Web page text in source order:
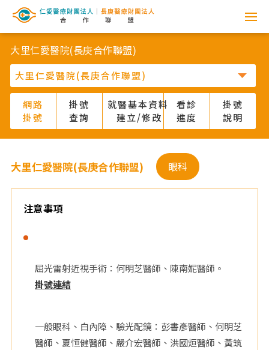
網
路
掛
號
系
統
-
仁
愛
大里仁愛醫院(長庚合作聯盟)
網路
掛號
掛號
查詢
就醫基本資料
建立/修改
看診
進度
掛號
說明
大里仁愛醫院(長庚合作聯盟) 眼科
注意事項
屈光雷射近視手術：何明芝醫師、陳南妮醫師。
掛號連結
一般眼科、白內障、驗光配鏡：彭書彥醫師、何明芝
醫師、夏恒健醫師、嚴介宏醫師、洪國烜醫師、黃筑